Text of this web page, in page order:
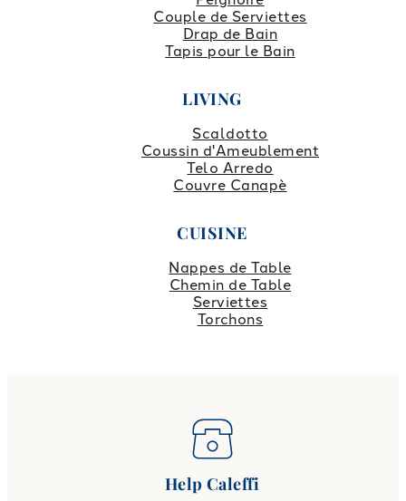
Couple de Serviettes
Drap de Bain
Tapis pour le Bain
LIVING
Scaldotto
Coussin d'Ameublement
Telo Arredo
Couvre Canapè
CUISINE
Nappes de Table
Chemin de Table
Serviettes
Torchons
Help Caleffi